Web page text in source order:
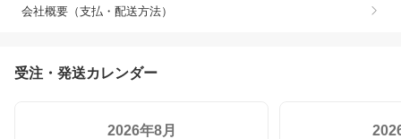
会社概要（支払・配送方法）
受注・発送カレンダー
2026年8月